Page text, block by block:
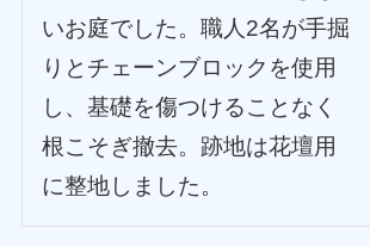
いお庭でした。職人2名が手掘
りとチェーンブロックを使用
し、基礎を傷つけることなく
根こそぎ撤去。跡地は花壇用
に整地しました。